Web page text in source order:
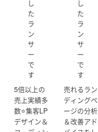
し
た
ラ
ン
サ
ー
で
す
5倍以上の
売上実績多
数⭐️集客LP
デザイン＆
し
た
ラ
ン
サ
ー
で
す
売れるラン
ディングペ
ージの分析
＆改善アド